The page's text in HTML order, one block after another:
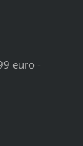
euro -